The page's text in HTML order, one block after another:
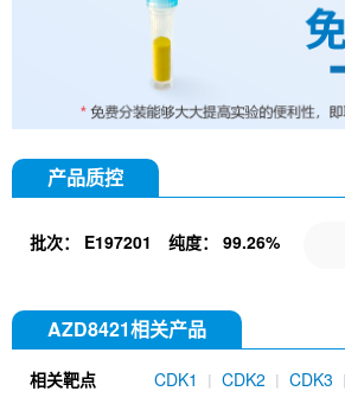
产品质控
批次： E197201 纯度： 99.26%
AZD8421相关产品
相关靶点 CDK1 CDK2 CDK3